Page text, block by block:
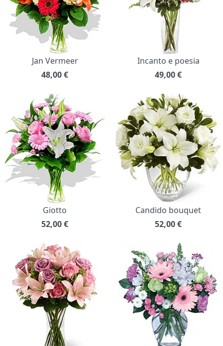
Jan Vermeer
48,00€
Incanto e poesia
49,00€
Giotto
52,00€
Candido bouquet
52,00€